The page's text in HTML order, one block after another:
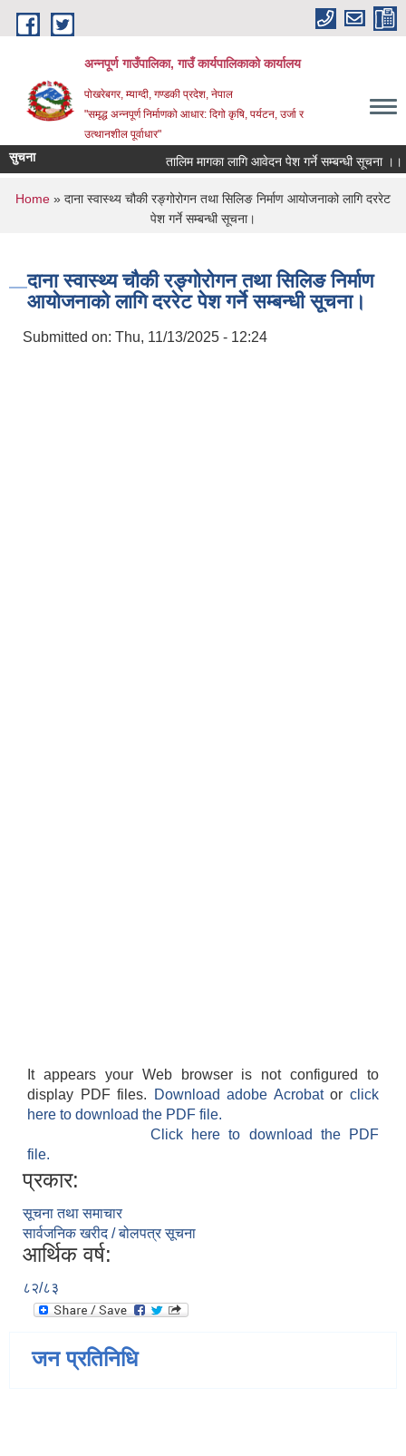
Skip to main content
अन्‍नपूर्ण गाउँपालिका, गाउँ कार्यपालिकाको कार्यालय
पोखरेबगर, म्याग्दी, गण्डकी प्रदेश, नेपाल
"समृद्ध अन्‍नपूर्ण निर्माणको आधार: दिगो कृषि, पर्यटन, उर्जा र
उत्थानशील पूर्वाधार"
सुचना तालिम मागका लागि आवेदन पेश गर्ने सम्बन्धी सूचना ।।
You are here
Home » दाना स्वास्थ्य चौकी रङ्गोरोगन तथा सिलिङ निर्माण आयोजनाको लागि दररेट
पेश गर्ने सम्बन्धी सूचना।
दाना स्वास्थ्य चौकी रङ्गोरोगन तथा सिलिङ निर्माण
आयोजनाको लागि दररेट पेश गर्ने सम्बन्धी सूचना।
Submitted on: Thu, 11/13/2025 - 12:24
It appears your Web browser is not configured to
display PDF files.
Download adobe Acrobatorclick
here to download the PDF file.
Click here to download the PDF
file.
प्रकार:
सूचना तथा समाचार
सार्वजनिक खरीद / बोलपत्र सूचना
आर्थिक वर्ष:
८२/८३
जन प्रतिनिधि